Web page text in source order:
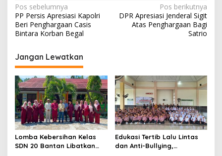
N
a
v
i
g
a
s
i
p
o
s
Pos sebelumnya
PP Persis Apresiasi Kapolri
Beri Penghargaan Casis
Bintara Korban Begal
Pos berikutnya
DPR Apresiasi Jenderal Sigit
Atas Penghargaan Bagi
Satrio
Jangan Lewatkan
Lomba Kebersihan Kelas
SDN 20 Bantan Libatkan
Edukasi Tertib Lalu Lintas
dan Anti-Bullying,